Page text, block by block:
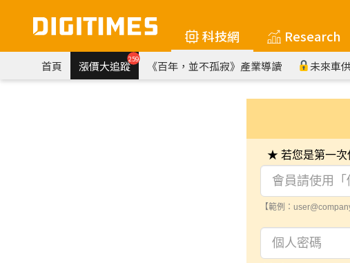
科技網 Research
首頁 漲價大追蹤259 《百年，並不孤寂》產業導讀 未來車
★ 若您是第一次
【範例：